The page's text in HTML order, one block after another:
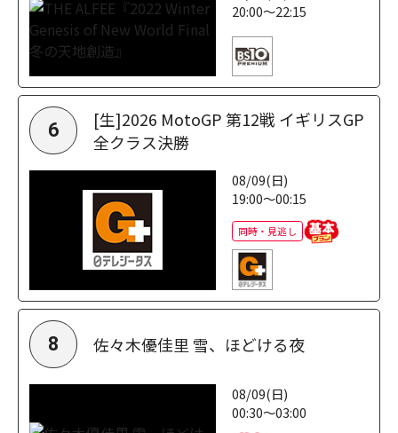
20:00～22:15
6
[生]2026 MotoGP 第12戦 イギリスGP
全クラス決勝
08/09(日)
19:00～00:15
同時・見逃し
8 佐々木優佳里 雪、ほどける夜
08/09(日)
00:30～03:00